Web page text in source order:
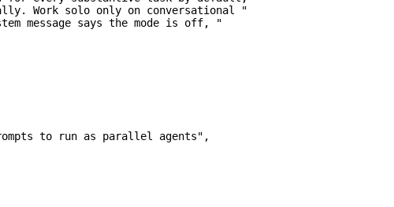
Work solo only on conversational "
message says the mode is off, "
to run as parallel agents" ,